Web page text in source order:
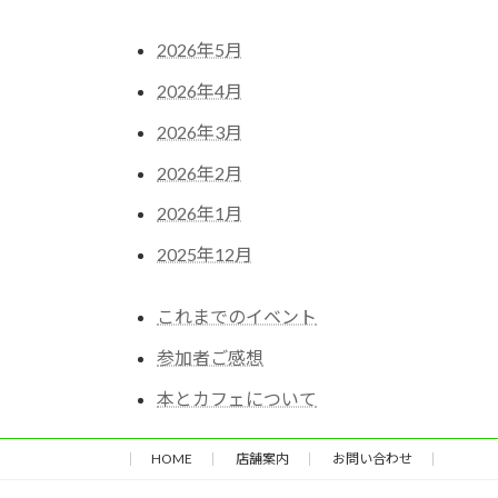
2026年5月
2026年4月
2026年3月
2026年2月
2026年1月
2025年12月
これまでのイベント
参加者ご感想
本とカフェについて
HOME 店舗案内 お問い合わせ